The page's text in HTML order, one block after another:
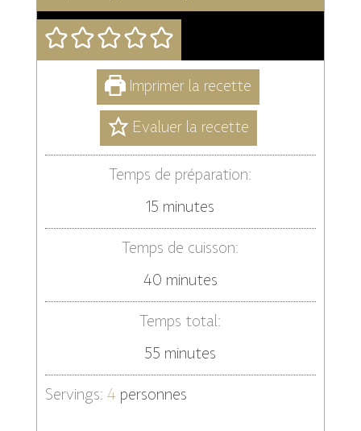
Imprimer la recette
Evaluer la recette
Temps de préparation:
15 minutes
minutes
Temps de cuisson:
40minutes
minutes
Temps total:
55 minutes
minutes
Servings: 4 personnes